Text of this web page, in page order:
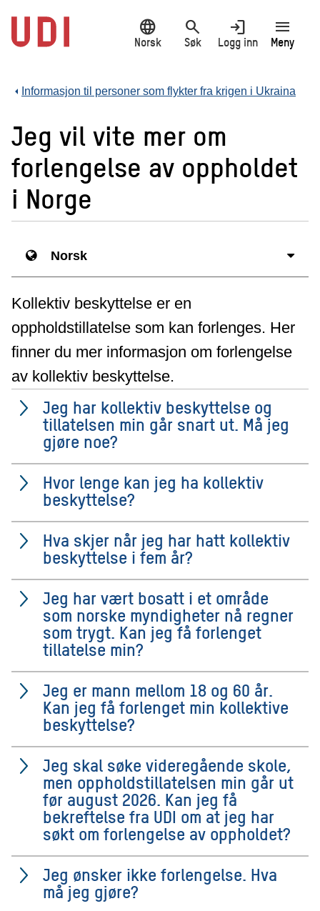
hovedinnhold
language
Norsk
search
Søk
login
Logg inn
menu
Meny
Informasjon til personer som flykter fra krigen i Ukraina
Jeg vil vite mer om
forlengelse av oppholdet
i Norge
Norsk
Kollektiv beskyttelse er en
oppholdstillatelse som kan forlenges. Her
finner du mer informasjon om forlengelse
av kollektiv beskyttelse.
Jeg har kollektiv beskyttelse og
tillatelsen min går snart ut. Må jeg
gjøre noe?
Hvor lenge kan jeg ha kollektiv
beskyttelse?
Hva skjer når jeg har hatt kollektiv
beskyttelse i fem år?
Jeg har vært bosatt i et område
som norske myndigheter nå regner
som trygt. Kan jeg få forlenget
tillatelse min?
Jeg er mann mellom 18 og 60 år.
Kan jeg få forlenget min kollektive
beskyttelse?
Jeg skal søke videregående skole,
men oppholdstillatelsen min går ut
før august 2026. Kan jeg få
bekreftelse fra UDI om at jeg har
søkt om forlengelse av oppholdet?
Jeg ønsker ikke forlengelse. Hva
må jeg gjøre?